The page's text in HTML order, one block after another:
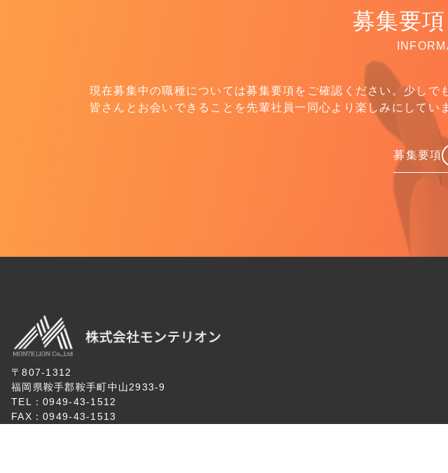
募集要
現在募集中の職種については募集要項をご確認ください。少しで
皆さんとお会いできることを先輩社員一同心より楽しみにしてい
募集要項
〒807-1312
福岡県鞍手郡鞍手町中山2933-9
TEL：0949-43-1512
FAX：0949-43-1513